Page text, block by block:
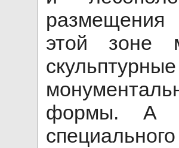
размещения
этой зоне
формы. А в